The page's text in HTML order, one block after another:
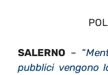
SALERNO – “
pubblici vengono